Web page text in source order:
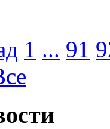
1 ... 91